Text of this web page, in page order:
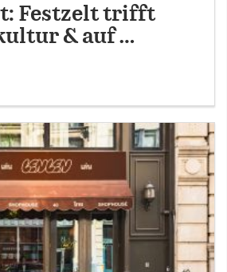
Festzelt trifft
& auf …